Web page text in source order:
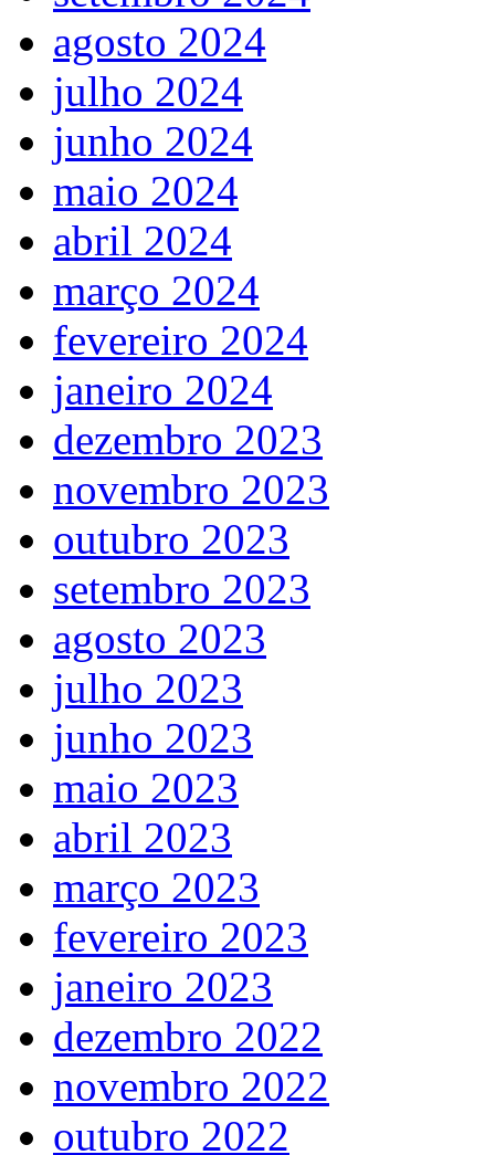
agosto 2024
julho 2024
junho 2024
maio 2024
abril 2024
março 2024
fevereiro 2024
janeiro 2024
dezembro 2023
novembro 2023
outubro 2023
setembro 2023
agosto 2023
julho 2023
junho 2023
maio 2023
abril 2023
março 2023
fevereiro 2023
janeiro 2023
dezembro 2022
novembro 2022
outubro 2022